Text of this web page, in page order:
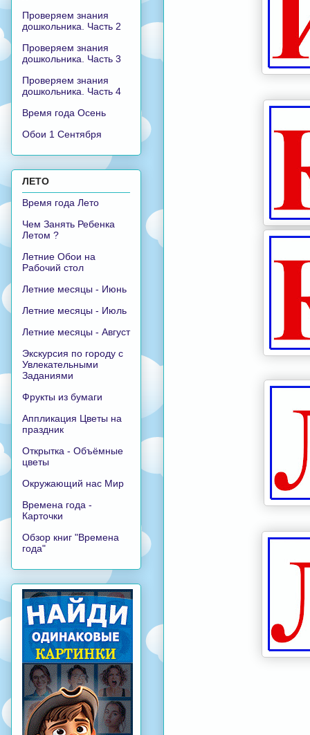
Проверяем знания
дошкольника. Часть 2
Проверяем знания
дошкольника. Часть 3
Проверяем знания
дошкольника. Часть 4
Время года Осень
Обои 1 Сентября
ЛЕТО
Время года Лето
Чем Занять Ребенка
Летом ?
Летние Обои на
Рабочий стол
Летние месяцы - Июнь
Летние месяцы - Июль
Летние месяцы - Август
Экскурсия по городу с
Увлекательными
Заданиями
Фрукты из бумаги
Аппликация Цветы на
праздник
Открытка - Объёмные
цветы
Окружающий нас Мир
Времена года -
Карточки
Обзор книг "Времена
года"